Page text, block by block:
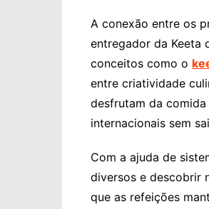
A conexão entre os
entregador da Keeta
conceitos como o
entre criatividade
desfrutam da
internacionais sem
Com a ajuda de
diversos e descobrir
que as refeições